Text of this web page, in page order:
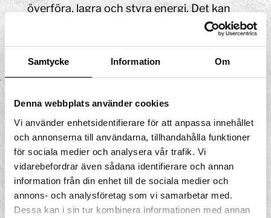
Samtycke Information Om
Denna webbplats använder cookies
Vi använder enhetsidentifierare för att anpassa innehållet
och annonserna till användarna, tillhandahålla funktioner
för sociala medier och analysera vår trafik. Vi
vidarebefordrar även sådana identifierare och annan
information från din enhet till de sociala medier och
annons- och analysföretag som vi samarbetar med.
Dessa kan i sin tur kombinera informationen med annan
överföra, lagra och styra energi. Det kan
tandläkarens borr, blåsa rent skräp från
och provsvar eller dokument genom